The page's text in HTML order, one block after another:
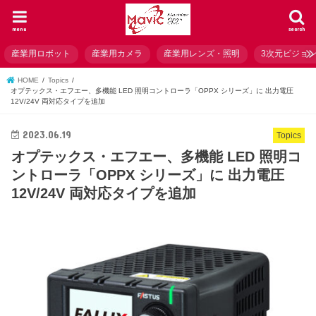
search
menu
産業用ロボット 産業用カメラ 産業用レンズ・照明 3次元ビジョ
HOME
Topics
オプテックス・エフエー、多機能 LED 照明コントローラ「OPPX シリーズ」に 出力電圧
12V/24V 両対応タイプを追加
Topics
2023.06.19
オプテックス・エフエー、多機能 LED 照明コ
ントローラ「OPPX シリーズ」に 出力電圧
12V/24V 両対応タイプを追加